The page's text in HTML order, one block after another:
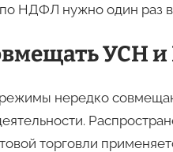
НДФЛ нужно один раз в
УСН
нередко
торговли